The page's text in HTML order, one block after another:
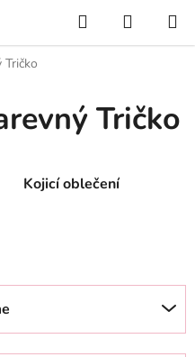
Hledat
KOŠÍK
Tričko
Tričko
Kojicí oblečení